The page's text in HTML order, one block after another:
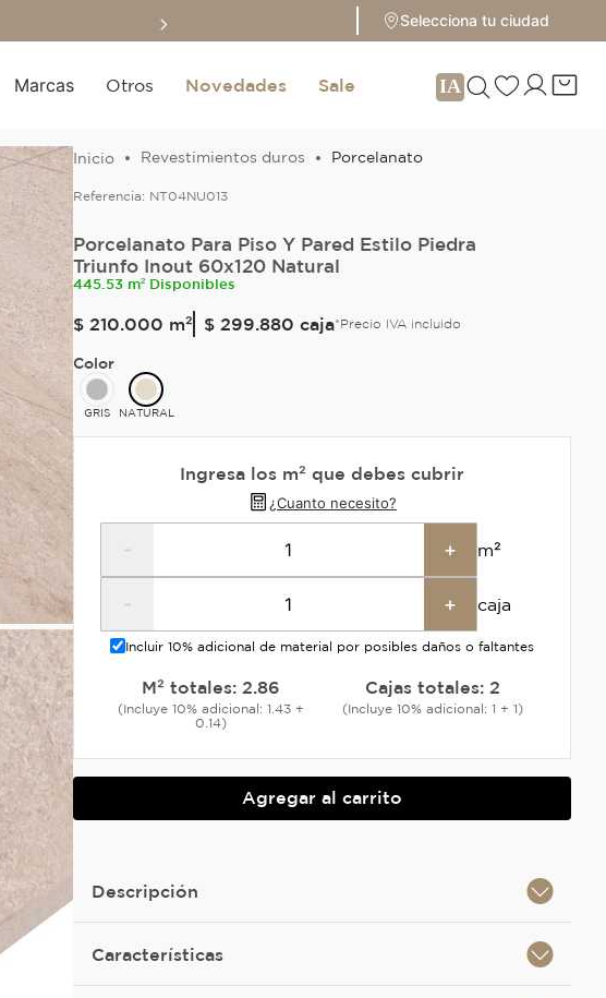
Sale hasta 70%
Selecciona tu ciudad
Marcas Otros Novedades Sale
Revestimientos duros Porcelanato
Referencia: NT04NU013
Porcelanato Para Piso Y Pared Estilo Piedra
Triunfo Inout 60x120 Natural
445.53 m² Disponibles
$ 210.000 m² $ 299.880 caja*Precio IVA incluido
Color
GRIS NATURAL
Ingresa los m² que debes cubrir
¿Cuanto necesito?
- + m²
- + caja
Incluir 10% adicional de material por posibles daños o faltantes
M² totales: 2.86
(Incluye 10% adicional: 1.43 +
0.14)
Cajas totales: 2
(Incluye 10% adicional: 1 + 1)
Agregar al carrito
Descripción
Características